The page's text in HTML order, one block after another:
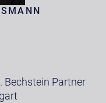
Bechstein Partner